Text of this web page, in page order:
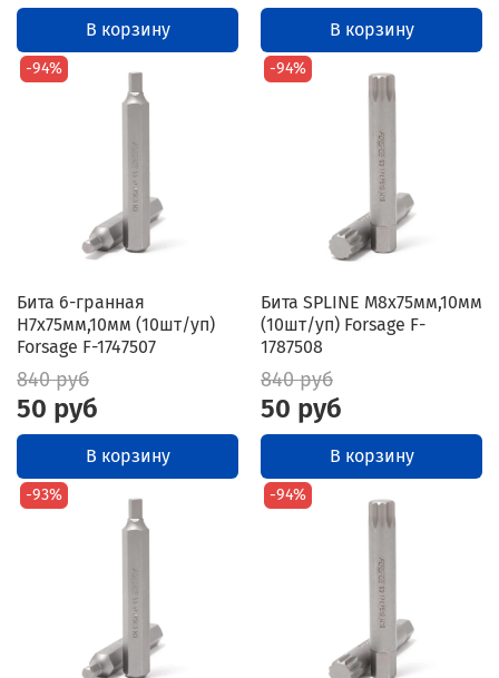
В корзину В корзину
-94%
Бита 6-гранная
H7х75мм,10мм (10шт/уп)
Forsage F-1747507
840 руб
50 руб
В корзину
-94%
Бита SPLINE M8х75мм,10мм
(10шт/уп) Forsage F-
1787508
840 руб
50 руб
В корзину
-93% -94%